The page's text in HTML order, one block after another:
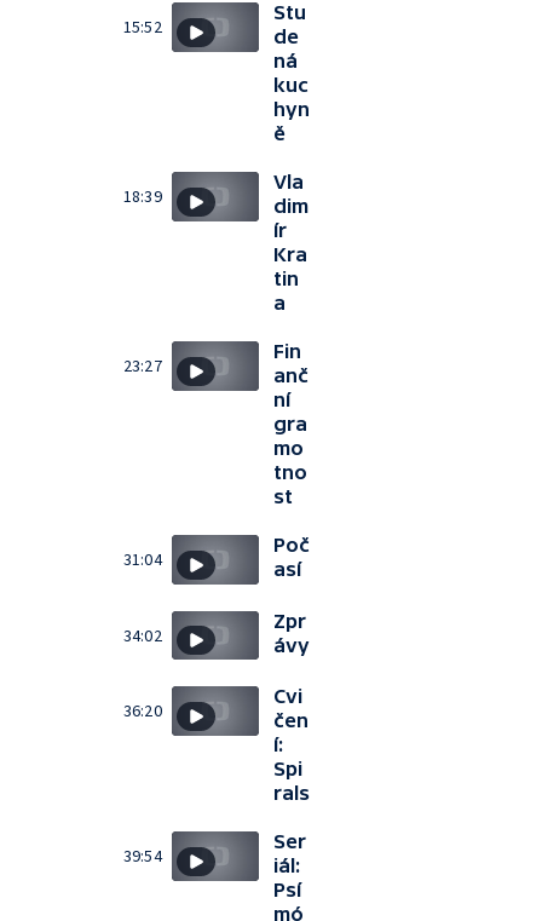
15:52
Stu
de
ná
kuc
hyn
ě
18:39
Vla
dim
ír
Kra
tin
a
23:27
Fin
anč
ní
gra
mo
tno
st
31:04
Poč
así
34:02
Zpr
ávy
36:20
Cvi
čen
í:
Spi
rals
39:54
Ser
iál:
Psí
mó